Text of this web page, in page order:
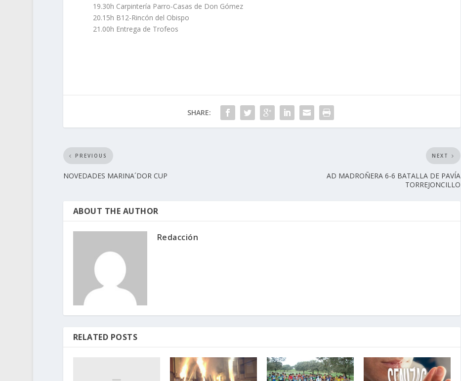
19.30h Carpintería Parro-Casas de Don Gómez
20.15h B12-Rincón del Obispo
21.00h Entrega de Trofeos
SHARE:
PREVIOUS
NOVEDADES MARINA´DOR CUP
NEXT
AD MADROÑERA 6-6 BATALLA DE PAVÍA
TORREJONCILLO
ABOUT THE AUTHOR
Redacción
RELATED POSTS